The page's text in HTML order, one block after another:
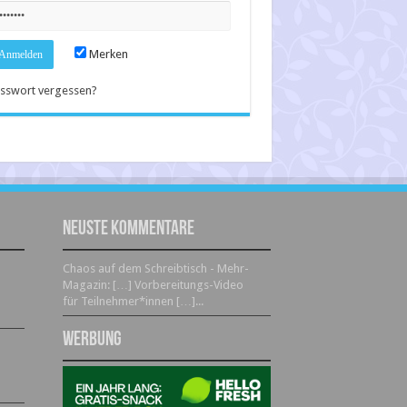
Merken
vergessen?
Neuste Kommentare
Chaos auf dem Schreibtisch - Mehr-
Magazin: […] Vorbereitungs-Video
für Teilnehmer*innen […]...
Werbung